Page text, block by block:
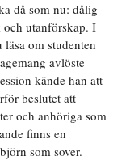
då som nu: dålig
utanförskap. I
läsa om studenten
avlöste
kände han att
beslutet att
och anhöriga som
finns en
örn som sover.